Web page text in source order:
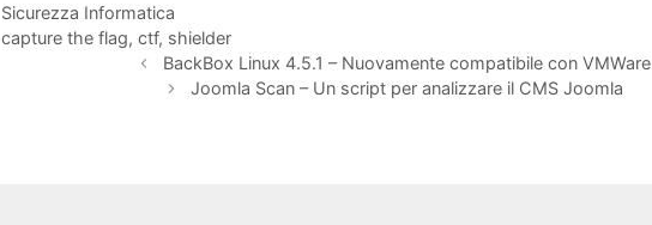
Categories
Sicurezza Informatica
Tags
capture the flag,ctf, shielder
BackBox Linux 4.5.1 – Nuovamente compatibile con VMWare
Joomla Scan – Un script per analizzare il CMS Joomla